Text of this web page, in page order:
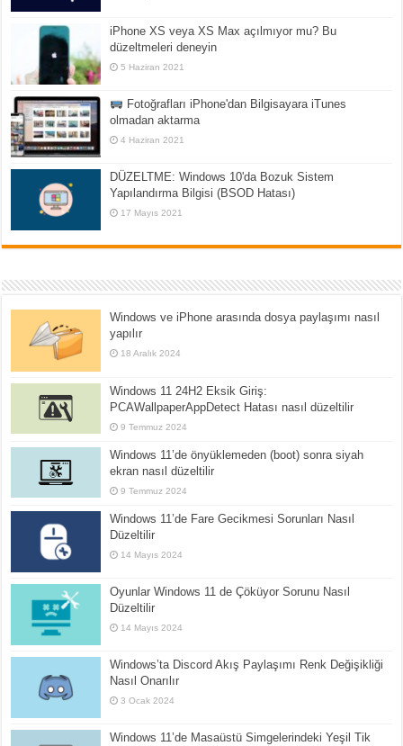
iPhone XS veya XS Max açılmıyor mu? Bu
düzeltmeleri deneyin
5 Haziran 2021
Fotoğrafları iPhone'dan Bilgisayara iTunes
olmadan aktarma
4 Haziran 2021
DÜZELTME: Windows 10'da Bozuk Sistem
Yapılandırma Bilgisi (BSOD Hatası)
17 Mayıs 2021
Windows ve iPhone arasında dosya paylaşımı nasıl
yapılır
18 Aralık 2024
Windows 11 24H2 Eksik Giriş:
PCAWallpaperAppDetect Hatası nasıl düzeltilir
9 Temmuz 2024
Windows 11’de önyüklemeden (boot) sonra siyah
ekran nasıl düzeltilir
9 Temmuz 2024
Windows 11’de Fare Gecikmesi Sorunları Nasıl
Düzeltilir
14 Mayıs 2024
Oyunlar Windows 11 de Çöküyor Sorunu Nasıl
Düzeltilir
14 Mayıs 2024
Windows’ta Discord Akış Paylaşımı Renk Değişikliği
Nasıl Onarılır
3 Ocak 2024
Windows 11’de Masaüstü Simgelerindeki Yeşil Tik